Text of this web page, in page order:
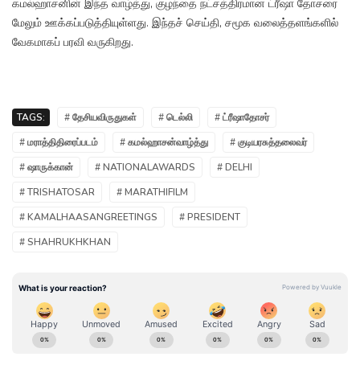
கமல்ஹாசனின் இந்த வாழ்த்து, குழந்தை நட்சத்திரமான ட்ரீஷா தோசரை
மேலும் ஊக்கப்படுத்தியுள்ளது. இந்தச் செய்தி, சமூக வலைத்தளங்களில்
வேகமாகப் பரவி வருகிறது.
TAGS: # தேசியவிருதுகள் # டெல்லி
# ட்ரீஷாதோசர்
# மராத்திதிரைப்படம்
# கமல்ஹாசன்வாழ்த்து
# குடியரசுத்தலைவர்
# ஷாருக்கான்
# NATIONALAWARDS
# DELHI
# TRISHATOSAR
# MARATHIFILM
# KAMALHAASANGREETINGS
# PRESIDENT
# SHAHRUKHKHAN